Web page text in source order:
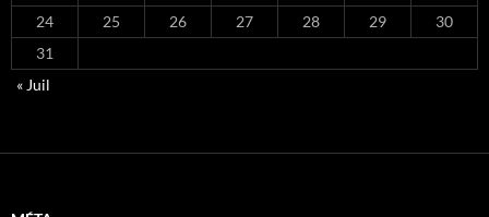
24
25 26 27 28 29
30
31
« Juil